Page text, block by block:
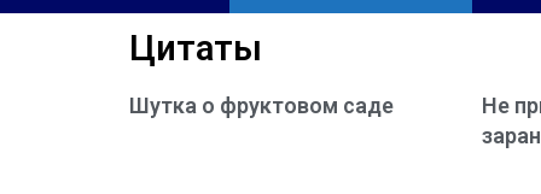
Цитаты
Шутка о фруктовом саде
Не